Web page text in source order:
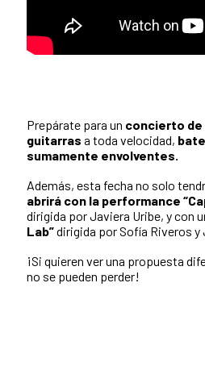
Prepárate para un concierto de
guitarras a toda velocidad,
sumamente envolventes.
Además, esta fecha no solo
abrirá con la performance
dirigida por Javiera Uribe, y con
Lab”dirigida por Sofía Riveros y
¡Si quieren ver una propuesta
no se pueden perder!